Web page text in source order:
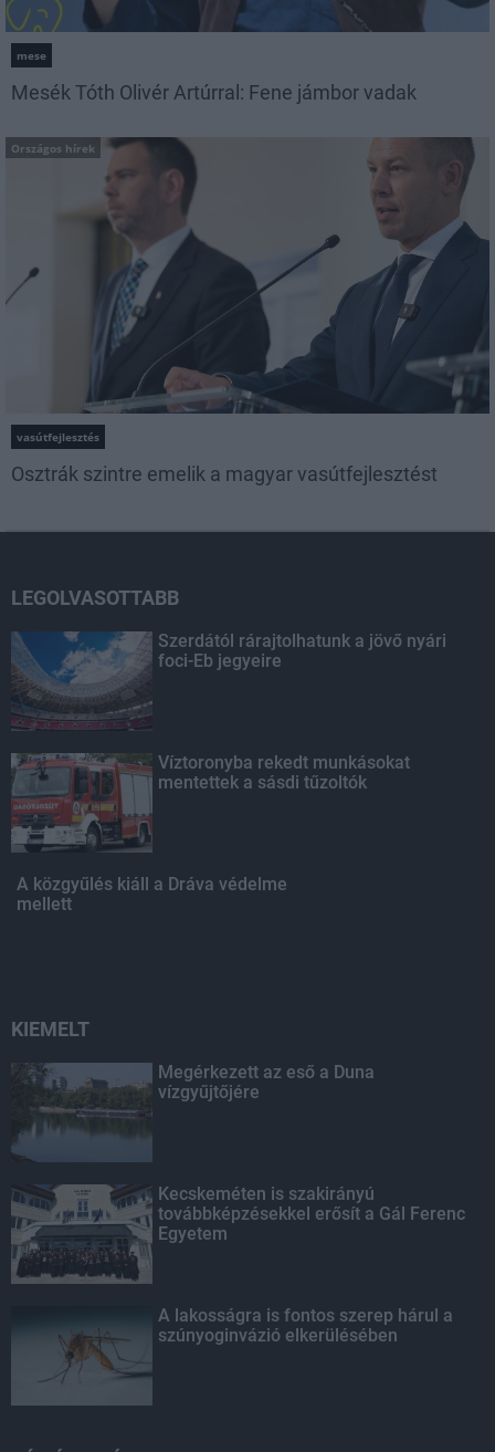
mese
Mesék Tóth Olivér Artúrral: Fene jámbor vadak
Országos hírek
vasútfejlesztés
Osztrák szintre emelik a magyar vasútfejlesztést
LEGOLVASOTTABB
Szerdától rárajtolhatunk a jövő nyári
foci-Eb jegyeire
Víztoronyba rekedt munkásokat
mentettek a sásdi tűzoltók
A közgyűlés kiáll a Dráva védelme
mellett
KIEMELT
Megérkezett az eső a Duna
vízgyűjtőjére
Kecskeméten is szakirányú
továbbképzésekkel erősít a Gál Ferenc
Egyetem
A lakosságra is fontos szerep hárul a
szúnyoginvázió elkerülésében